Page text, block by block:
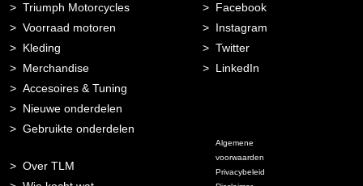
Triumph Motorcycles
Voorraad motoren
Kleding
Merchandise
Accesoires & Tuning
Nieuwe onderdelen
Gebruikte onderdelen
Over TLM
Facebook
Instagram
Twitter
LinkedIn
Algemene
voorwaarden
Privacybeleid